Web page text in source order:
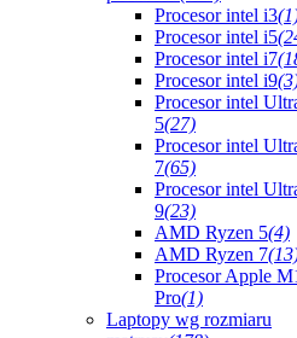
Procesor intel i3
Procesor intel i5
Procesor intel i7
Procesor intel i9
Procesor intel
5(27)
Procesor intel
7(65)
Procesor intel
9(23)
AMD Ryzen 5(4)
AMD Ryzen 7
Procesor Apple
Pro(1)
Laptopy wg rozmiaru